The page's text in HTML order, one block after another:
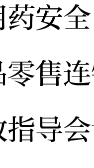
安
售
导